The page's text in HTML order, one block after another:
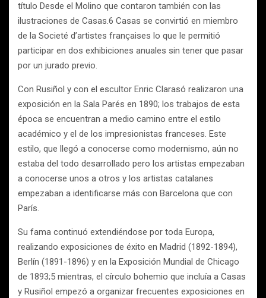
título Desde el Molino que contaron también con las
ilustraciones de Casas.6 Casas se convirtió en miembro
de la Societé d’artistes françaises lo que le permitió
participar en dos exhibiciones anuales sin tener que pasar
por un jurado previo.
Con Rusiñol y con el escultor Enric Clarasó realizaron una
exposición en la Sala Parés en 1890; los trabajos de esta
época se encuentran a medio camino entre el estilo
académico y el de los impresionistas franceses. Este
estilo, que llegó a conocerse como modernismo, aún no
estaba del todo desarrollado pero los artistas empezaban
a conocerse unos a otros y los artistas catalanes
empezaban a identificarse más con Barcelona que con
París.
Su fama continuó extendiéndose por toda Europa,
realizando exposiciones de éxito en Madrid (1892-1894),
Berlín (1891-1896) y en la Exposición Mundial de Chicago
de 1893;5 mientras, el círculo bohemio que incluía a Casas
y Rusiñol empezó a organizar frecuentes exposiciones en